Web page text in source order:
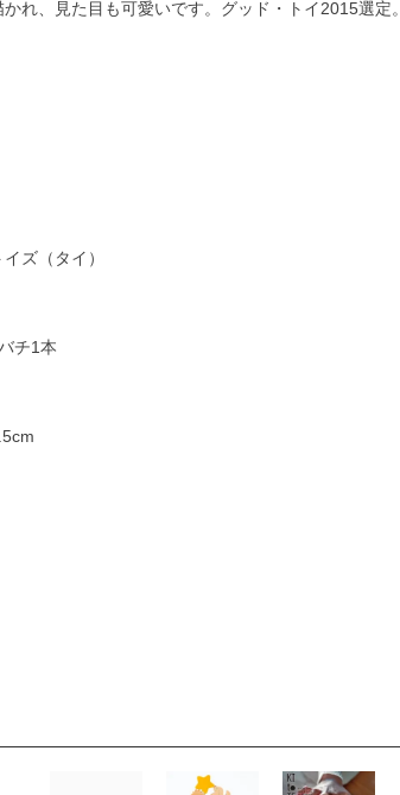
れ、見た目も可愛いです。グッド・トイ2015選定。
ズ（タイ）
チ1本